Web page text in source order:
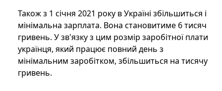
Також з 1 січня 2021 року в Україні збільшиться і
мінімальна зарплата. Вона становитиме 6 тисяч
гривень. У зв'язку з цим розмір заробітної плати
українця, який працює повний день з
мінімальним заробітком, збільшиться на тисячу
гривень.